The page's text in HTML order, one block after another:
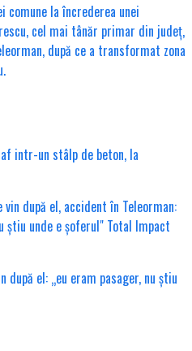
comune la încrederea unei
cel mai tânăr primar din județ,
după ce a transformat zona
intr-un stâlp de beton, la
el: „eu eram pasager, nu știu